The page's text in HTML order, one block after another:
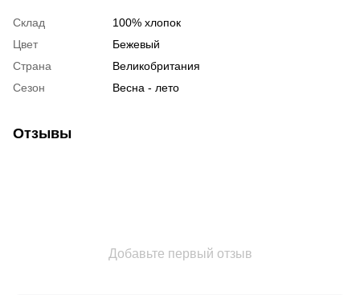
Склад
100% хлопок
Цвет
Бежевый
Страна
Великобритания
Сезон
Весна - лето
Отзывы
Добавьте первый отзыв